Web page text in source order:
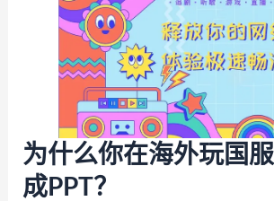
为什么你在海外玩国
成PPT？